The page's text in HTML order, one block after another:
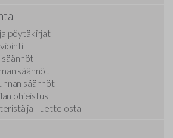
pöytäkirjat
säännöt
säännöt
ohjeistus
ja -luettelosta